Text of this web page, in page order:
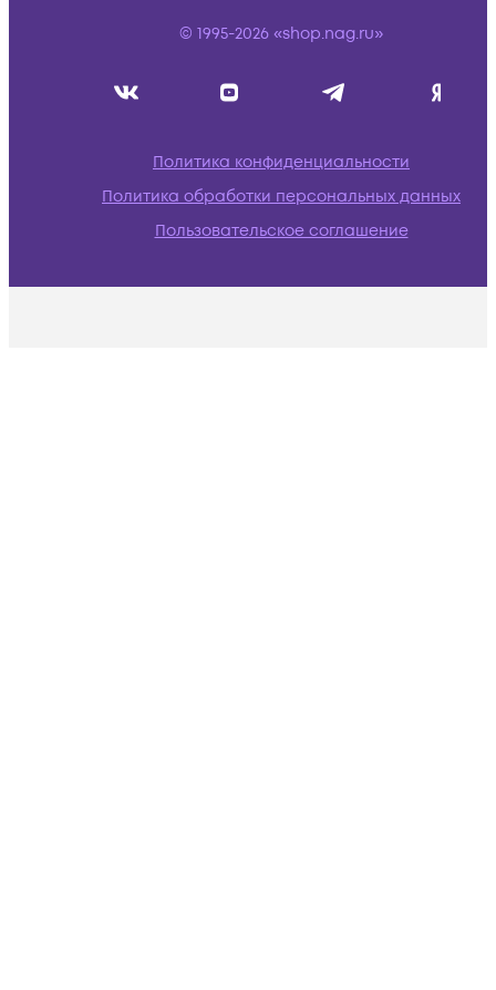
© 1995-2026 «shop.nag.ru»
Политика конфиденциальности
Политика обработки персональных данных
Пользовательское соглашение